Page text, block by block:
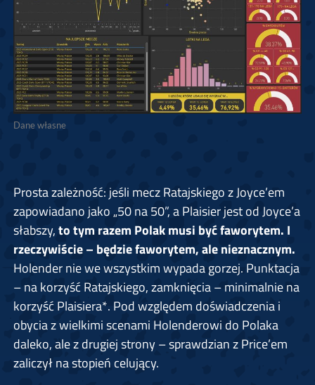
Dane własne
Prosta zależność: jeśli mecz Ratajskiego z Joyce’em
zapowiadano jako „50 na 50”, a Plaisier jest od Joyce’a
słabszy,to tym razem Polak musi być faworytem. I
rzeczywiście – będzie faworytem, ale nieznacznym.
Holender nie we wszystkim wypada gorzej. Punktacja
– na korzyść Ratajskiego, zamknięcia – minimalnie na
korzyść Plaisiera*. Pod względem doświadczenia i
obycia z wielkimi scenami Holenderowi do Polaka
daleko, ale z drugiej strony – sprawdzian z Price’em
zaliczył na stopień celujący.